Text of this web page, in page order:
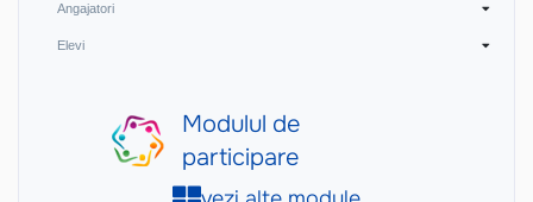
Angajatori
Elevi